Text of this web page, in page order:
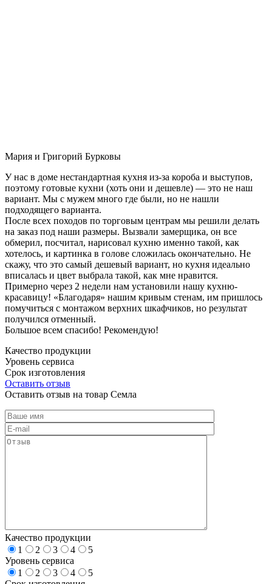
Мария и Григорий Бурковы
У нас в доме нестандартная кухня из-за короба и выступов,
поэтому готовые кухни (хоть они и дешевле) — это не наш
вариант. Мы с мужем много где были, но не нашли
подходящего варианта.
После всех походов по торговым центрам мы решили делать
на заказ под наши размеры. Вызвали замерщика, он все
обмерил, посчитал, нарисовал кухню именно такой, как
хотелось, и картинка в голове сложилась окончательно. Не
скажу, что это самый дешевый вариант, но кухня идеально
вписалась и цвет выбрала такой, как мне нравится.
Примерно через 2 недели нам установили нашу кухню-
красавицу! «Благодаря» нашим кривым стенам, им пришлось
помучиться с монтажом верхних шкафчиков, но результат
получился отменный.
Большое всем спасибо! Рекомендую!
Качество продукции
Уровень сервиса
Срок изготовления
Оставить отзыв
Оставить отзыв на товар Семла
Качество продукции
1
2 3 4
5
Уровень сервиса
1
2 3 4
5